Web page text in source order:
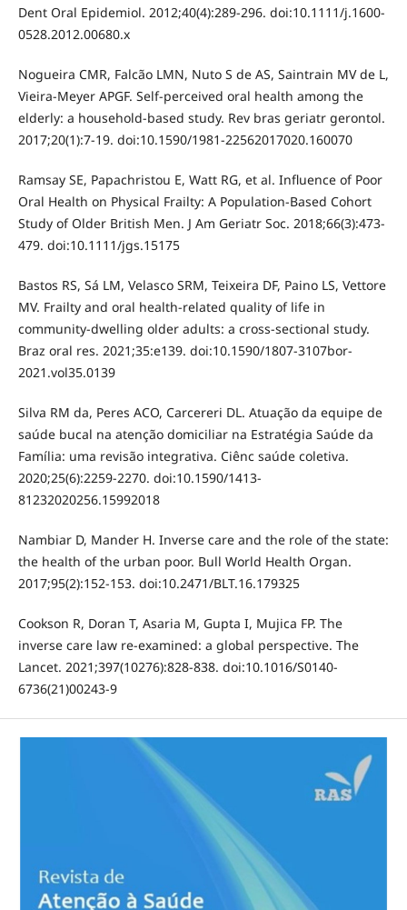
Dent Oral Epidemiol. 2012;40(4):289-296. doi:10.1111/j.1600-
0528.2012.00680.x
Nogueira CMR, Falcão LMN, Nuto S de AS, Saintrain MV de L,
Vieira-Meyer APGF. Self-perceived oral health among the
elderly: a household-based study. Rev bras geriatr gerontol.
2017;20(1):7-19. doi:10.1590/1981-22562017020.160070
Ramsay SE, Papachristou E, Watt RG, et al. Influence of Poor
Oral Health on Physical Frailty: A Population-Based Cohort
Study of Older British Men. J Am Geriatr Soc. 2018;66(3):473-
479. doi:10.1111/jgs.15175
Bastos RS, Sá LM, Velasco SRM, Teixeira DF, Paino LS, Vettore
MV. Frailty and oral health-related quality of life in
community-dwelling older adults: a cross-sectional study.
Braz oral res. 2021;35:e139. doi:10.1590/1807-3107bor-
2021.vol35.0139
Silva RM da, Peres ACO, Carcereri DL. Atuação da equipe de
saúde bucal na atenção domiciliar na Estratégia Saúde da
Família: uma revisão integrativa. Ciênc saúde coletiva.
2020;25(6):2259-2270. doi:10.1590/1413-
81232020256.15992018
Nambiar D, Mander H. Inverse care and the role of the state:
the health of the urban poor. Bull World Health Organ.
2017;95(2):152-153. doi:10.2471/BLT.16.179325
Cookson R, Doran T, Asaria M, Gupta I, Mujica FP. The
inverse care law re-examined: a global perspective. The
Lancet. 2021;397(10276):828-838. doi:10.1016/S0140-
6736(21)00243-9